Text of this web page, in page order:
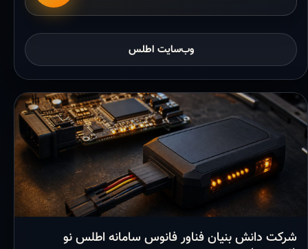
وب‌سایت اطلس
شرکت دانش بنیان فناور فانوس سامانه اطلس نو